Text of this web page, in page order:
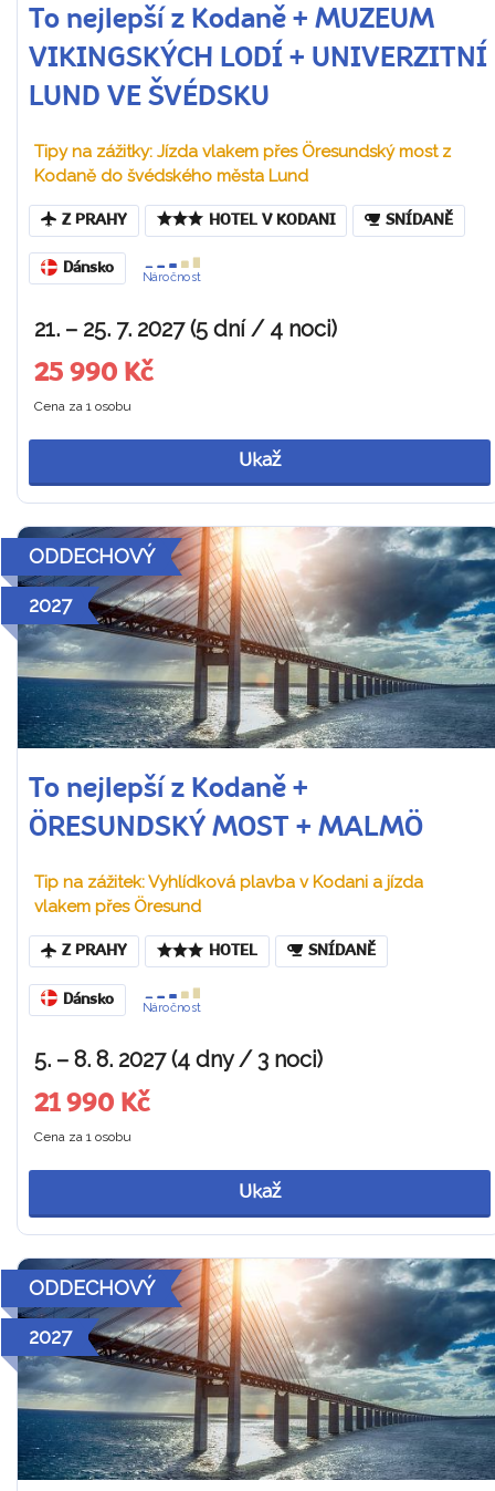
To nejlepší z Kodaně + MUZEUM
VIKINGSKÝCH LODÍ + UNIVERZITNÍ
LUND VE ŠVÉDSKU
Tipy na zážitky: Jízda vlakem přes Öresundský most z
Kodaně do švédského města Lund
Z PRAHY HOTEL V KODANI SNÍDANĚ
Dánsko
Náročnost
21. – 25. 7. 2027 (5 dní / 4 noci)
25 990 Kč
Cena za 1 osobu
Ukaž
ODDECHOVÝ
2027
To nejlepší z Kodaně +
ÖRESUNDSKÝ MOST + MALMÖ
Tip na zážitek: Vyhlídková plavba v Kodani a jízda
vlakem přes Öresund
Z PRAHY HOTEL SNÍDANĚ
Dánsko
Náročnost
5. – 8. 8. 2027 (4 dny / 3 noci)
21 990 Kč
Cena za 1 osobu
Ukaž
ODDECHOVÝ
2027